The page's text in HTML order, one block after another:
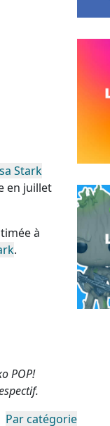
Stark
en juillet
à
.
POP!
Par catégorie